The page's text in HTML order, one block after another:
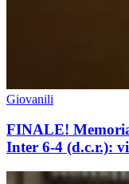
Giovanili
FINALE!
Inter 6-4 (d.c.r.):